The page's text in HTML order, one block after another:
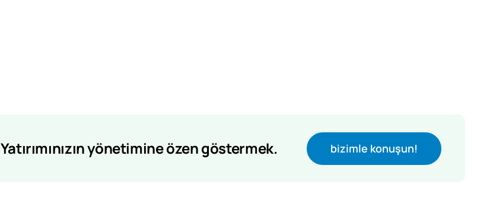
Yatırımınızın yönetimine özen göstermek. bizimle konuşun!